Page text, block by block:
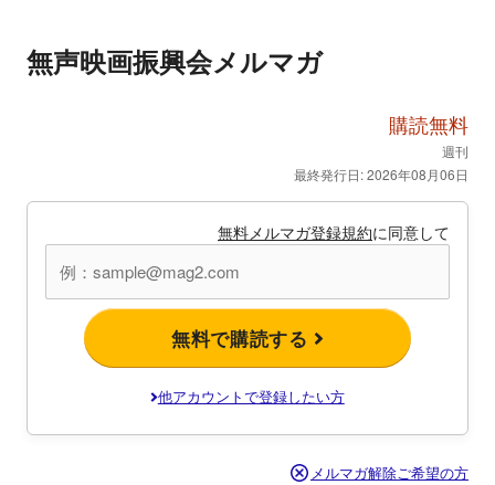
無声映画振興会メルマガ
購読無料
週刊
最終発行日: 2026年08月06日
無料メルマガ登録規約に同意して
無料で購読する
他アカウントで登録したい方
メルマガ解除ご希望の方